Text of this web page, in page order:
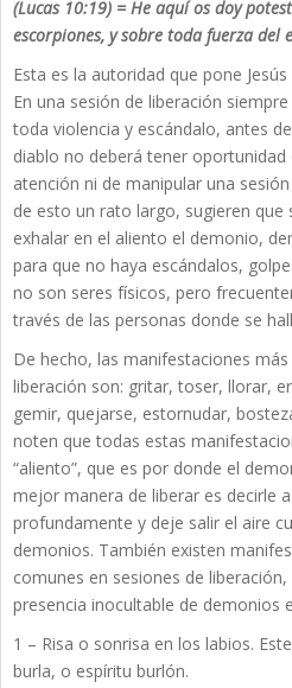
(Lucas 10:19) = He aquí os doy
escorpiones, y sobre toda fuerza del
Esta es la autoridad que pone
En una sesión de liberación
toda violencia y escándalo, antes
diablo no deberá tener
atención ni de manipular una
de esto un rato largo, sugieren que
exhalar en el aliento el demonio,
para que no haya escándalos,
no son seres físicos, pero
través de las personas donde se
De hecho, las manifestaciones
liberación son: gritar, toser, llorar,
gemir, quejarse, estornudar,
noten que todas estas
“aliento”, que es por donde el
mejor manera de liberar es decirle
profundamente y deje salir el aire
demonios. También existen
comunes en sesiones de
presencia inocultable de demonios
1 – Risa o sonrisa en los labios.
burla, o espíritu burlón.